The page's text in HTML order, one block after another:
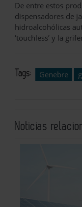
De entre estos
dispensadores de
hidroalcohólicas
‘touchless’ y la
Tags: Genebre
Noticias